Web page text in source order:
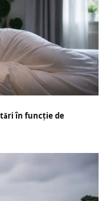
în funcție de